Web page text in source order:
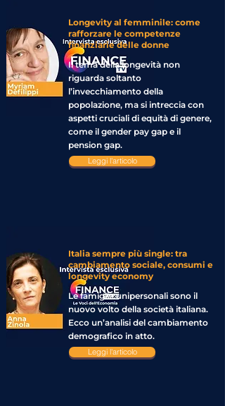
Longevity al femminile: come
rafforzare le competenze
finanziarie delle donne
Il tema della longevità non
riguarda soltanto
l’invecchiamento della
popolazione, ma si intreccia con
aspetti cruciali di equità di genere,
come il gender pay gap e il
pension gap.
Leggi l'articolo
Italia sempre più single: tra
cambiamento sociale, consumi e
longevity economy
Le famiglie unipersonali sono il
nuovo volto della società italiana.
Ecco un’analisi del cambiamento
demografico in atto.
Leggi l'articolo